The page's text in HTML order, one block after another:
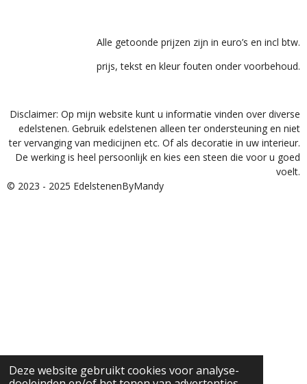
Deze website gebruikt cookies voor analyse-
Alle getoonde prijzen zijn in euro’s en incl btw.
prijs, tekst en kleur fouten onder voorbehoud.
Disclaimer: Op mijn website kunt u informatie vinden over diverse
edelstenen. Gebruik edelstenen alleen ter ondersteuning en niet
ter vervanging van medicijnen etc. Of als decoratie in uw interieur.
De werking is heel persoonlijk en kies een steen die voor u goed
voelt.
© 2023 - 2025 EdelstenenByMandy